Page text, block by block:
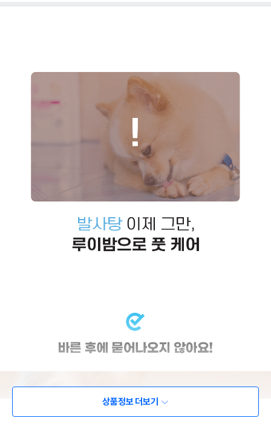
상품정보 더보기